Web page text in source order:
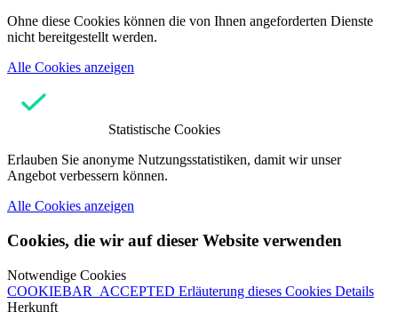
Ohne diese Cookies können die von Ihnen angeforderten Dienste
nicht bereitgestellt werden.
Alle Cookies anzeigen
Statistische Cookies
Erlauben Sie anonyme Nutzungsstatistiken, damit wir unser
Angebot verbessern können.
Alle Cookies anzeigen
Cookies, die wir auf dieser Website verwenden
Notwendige Cookies
COOKIEBAR_ACCEPTED Erläuterung dieses Cookies Details
Herkunft